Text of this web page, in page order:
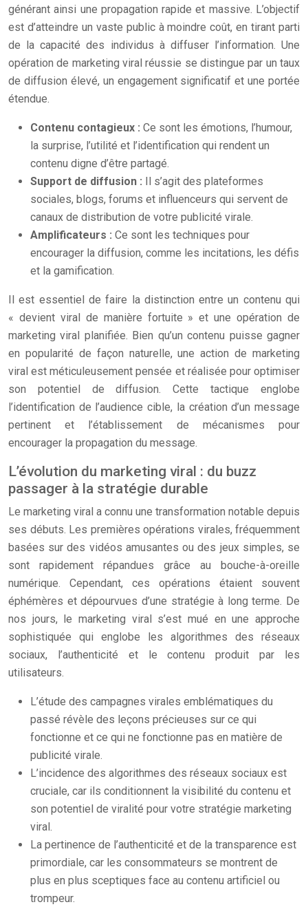
générant ainsi une propagation rapide et massive. L’objectif
est d’atteindre un vaste public à moindre coût, en tirant parti
de la capacité des individus à diffuser l’information. Une
opération de marketing viral réussie se distingue par un taux
de diffusion élevé, un engagement significatif et une portée
étendue.
Contenu contagieux : Ce sont les émotions, l’humour,
la surprise, l’utilité et l’identification qui rendent un
contenu digne d’être partagé.
Support de diffusion : Il s’agit des plateformes
sociales, blogs, forums et influenceurs qui servent de
canaux de distribution de votre publicité virale.
Amplificateurs : Ce sont les techniques pour
encourager la diffusion, comme les incitations, les défis
et la gamification.
Il est essentiel de faire la distinction entre un contenu qui
« devient viral de manière fortuite » et une opération de
marketing viral planifiée. Bien qu’un contenu puisse gagner
en popularité de façon naturelle, une action de marketing
viral est méticuleusement pensée et réalisée pour optimiser
son potentiel de diffusion. Cette tactique englobe
l’identification de l’audience cible, la création d’un message
pertinent et l’établissement de mécanismes pour
encourager la propagation du message.
L’évolution du marketing viral : du buzz
passager à la stratégie durable
Le marketing viral a connu une transformation notable depuis
ses débuts. Les premières opérations virales, fréquemment
basées sur des vidéos amusantes ou des jeux simples, se
sont rapidement répandues grâce au bouche-à-oreille
numérique. Cependant, ces opérations étaient souvent
éphémères et dépourvues d’une stratégie à long terme. De
nos jours, le marketing viral s’est mué en une approche
sophistiquée qui englobe les algorithmes des réseaux
sociaux, l’authenticité et le contenu produit par les
utilisateurs.
L’étude des campagnes virales emblématiques du
passé révèle des leçons précieuses sur ce qui
fonctionne et ce qui ne fonctionne pas en matière de
publicité virale.
L’incidence des algorithmes des réseaux sociaux est
cruciale, car ils conditionnent la visibilité du contenu et
son potentiel de viralité pour votre stratégie marketing
viral.
La pertinence de l’authenticité et de la transparence est
primordiale, car les consommateurs se montrent de
plus en plus sceptiques face au contenu artificiel ou
trompeur.